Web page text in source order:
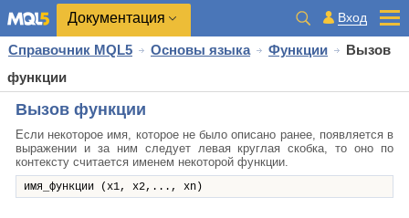
Документация Вход
Справочник MQL5 Основы языка Функции
Вызов
функции
Вызов функции
Если некоторое имя, которое не было описано ранее, появляется в
выражении и за ним следует левая круглая скобка, то оно по
контексту считается именем некоторой функции.
имя_функции (x1, x2,..., xn)